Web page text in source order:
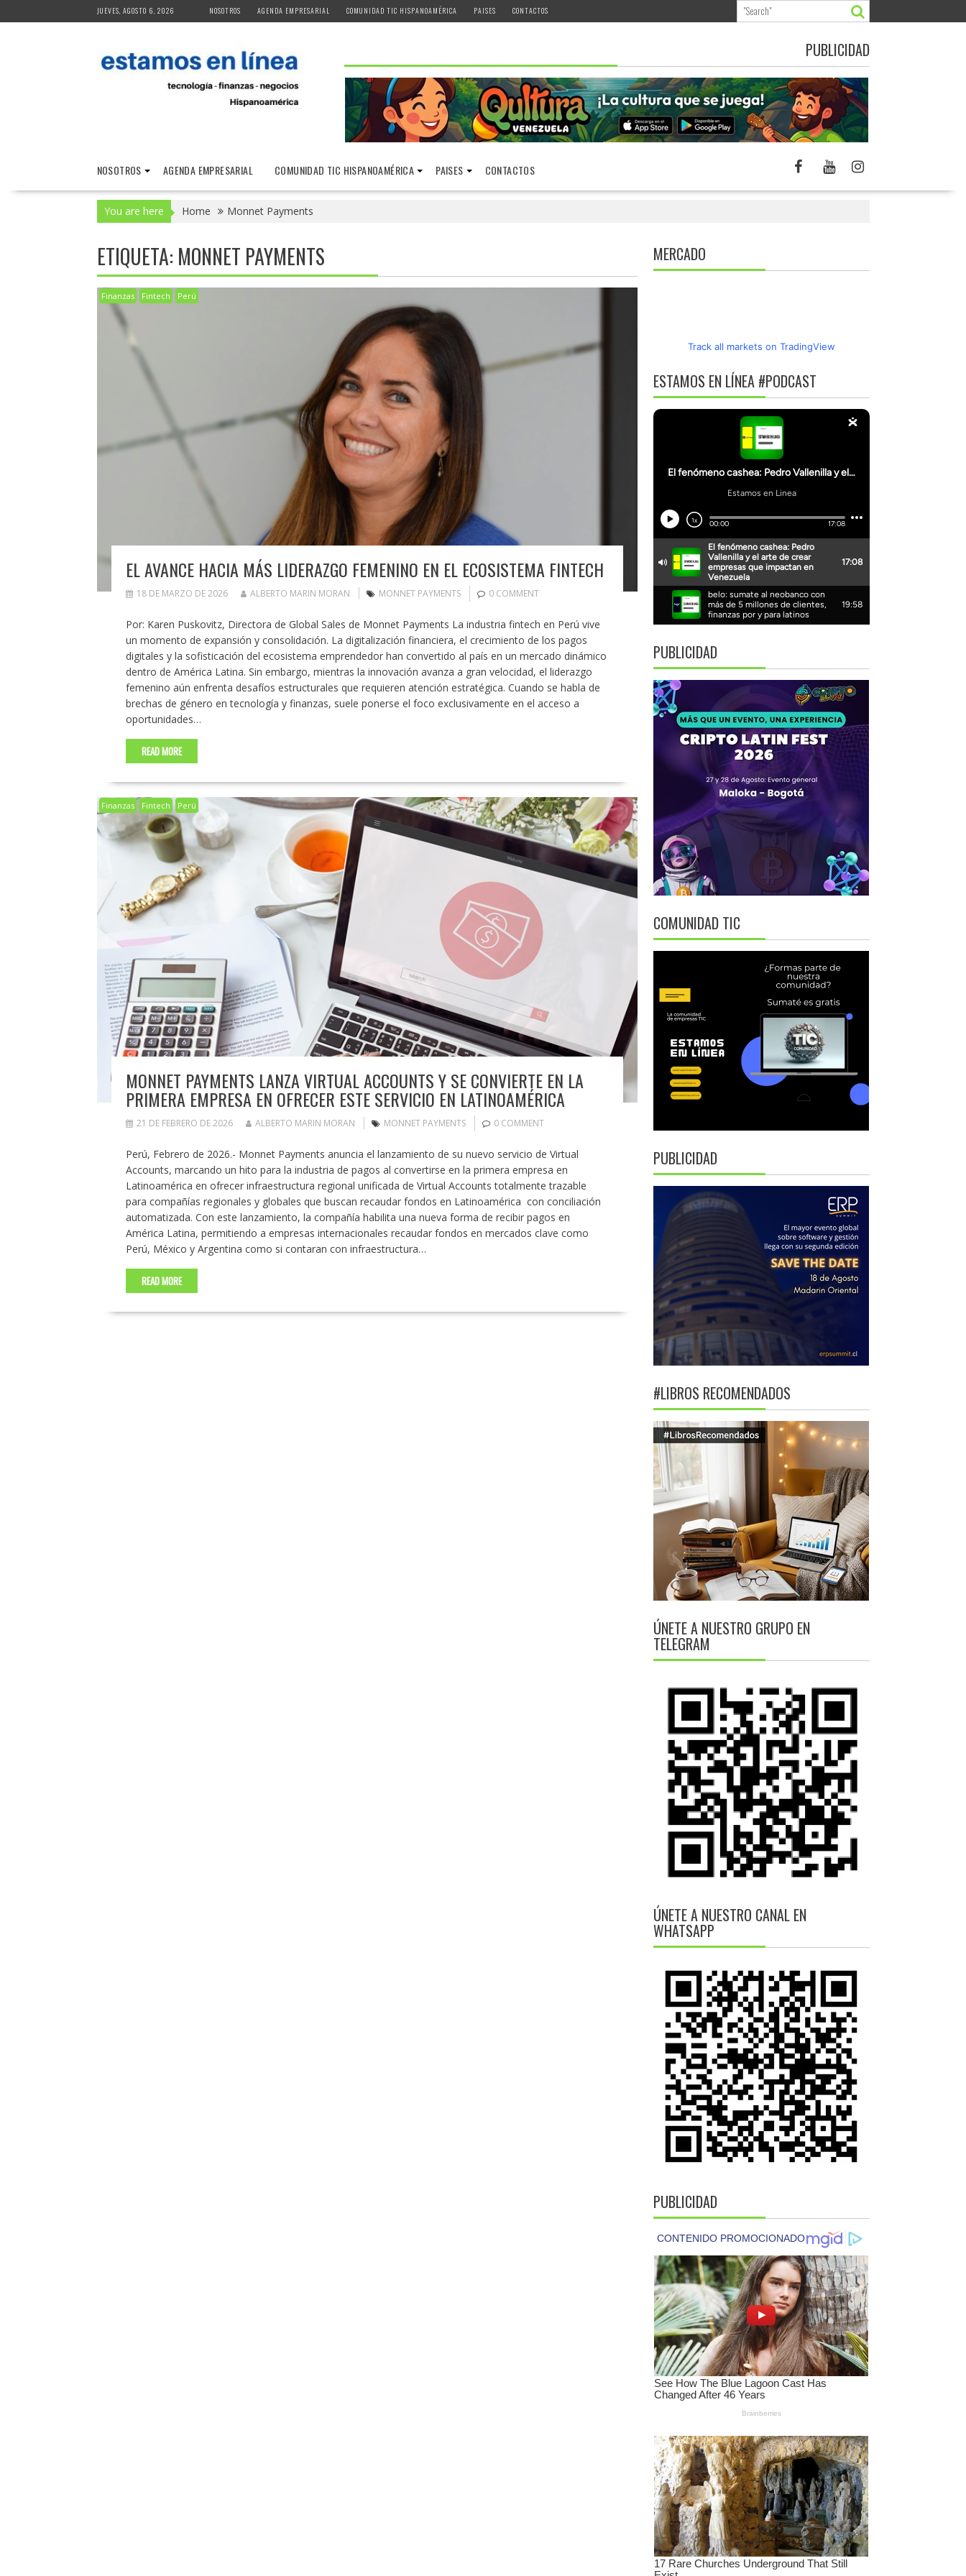
to
JUEVES, AGOSTO 6, 2026 NOSOTROS AGENDA EMPRESARIAL COMUNIDAD TIC HISPANOAMÉRICA PAISES CONTACTOS
PUBLICIDAD
NOSOTROS AGENDA EMPRESARIAL COMUNIDAD TIC HISPANOAMÉRICA PAISES CONTACTOS
You are here Home Monnet Payments
ETIQUETA: MONNET PAYMENTS
Finanzas Fintech Perú
EL AVANCE HACIA MÁS LIDERAZGO FEMENINO EN EL ECOSISTEMA FINTECH
18 DE MARZO DE 2026 ALBERTO MARIN MORAN MONNET PAYMENTS 0 COMMENT
Por: Karen Puskovitz, Directora de Global Sales de Monnet Payments La industria fintech en Perú vive
un momento de expansión y consolidación. La digitalización financiera, el crecimiento de los pagos
digitales y la sofisticación del ecosistema emprendedor han convertido al país en un mercado dinámico
dentro de América Latina. Sin embargo, mientras la innovación avanza a gran velocidad, el liderazgo
femenino aún enfrenta desafíos estructurales que requieren atención estratégica. Cuando se habla de
brechas de género en tecnología y finanzas, suele ponerse el foco exclusivamente en el acceso a
oportunidades…
READ MORE
Finanzas Fintech Perú
MONNET PAYMENTS LANZA VIRTUAL ACCOUNTS Y SE CONVIERTE EN LA
PRIMERA EMPRESA EN OFRECER ESTE SERVICIO EN LATINOAMÉRICA
21 DE FEBRERO DE 2026 ALBERTO MARIN MORAN MONNET PAYMENTS 0 COMMENT
Perú, Febrero de 2026.- Monnet Payments anuncia el lanzamiento de su nuevo servicio de Virtual
Accounts, marcando un hito para la industria de pagos al convertirse en la primera empresa en
Latinoamérica en ofrecer infraestructura regional unificada de Virtual Accounts totalmente trazable
para compañías regionales y globales que buscan recaudar fondos en Latinoamérica con conciliación
automatizada. Con este lanzamiento, la compañía habilita una nueva forma de recibir pagos en
América Latina, permitiendo a empresas internacionales recaudar fondos en mercados clave como
Perú, México y Argentina como si contaran con infraestructura…
READ MORE
MERCADO
Track all markets on TradingView
ESTAMOS EN LÍNEA #PODCAST
PUBLICIDAD
COMUNIDAD TIC
PUBLICIDAD
#LIBROS RECOMENDADOS
ÚNETE A NUESTRO GRUPO EN
TELEGRAM
ÚNETE A NUESTRO CANAL EN
WHATSAPP
PUBLICIDAD